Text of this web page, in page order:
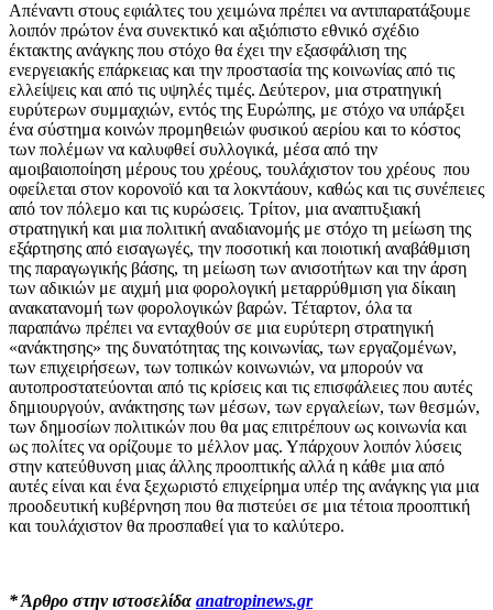
Απέναντι στους εφιάλτες του χειμώνα πρέπει να αντιπαρατάξουμε
λοιπόν πρώτον ένα συνεκτικό και αξιόπιστο εθνικό σχέδιο
έκτακτης ανάγκης που στόχο θα έχει την εξασφάλιση της
ενεργειακής επάρκειας και την προστασία της κοινωνίας από τις
ελλείψεις και από τις υψηλές τιμές. Δεύτερον, μια στρατηγική
ευρύτερων συμμαχιών, εντός της Ευρώπης, με στόχο να υπάρξει
ένα σύστημα κοινών προμηθειών φυσικού αερίου και το κόστος
των πολέμων να καλυφθεί συλλογικά, μέσα από την
αμοιβαιοποίηση μέρους του χρέους, τουλάχιστον του χρέους που
οφείλεται στον κορονοϊό και τα λοκντάουν, καθώς και τις συνέπειες
από τον πόλεμο και τις κυρώσεις. Τρίτον, μια αναπτυξιακή
στρατηγική και μια πολιτική αναδιανομής με στόχο τη μείωση της
εξάρτησης από εισαγωγές, την ποσοτική και ποιοτική αναβάθμιση
της παραγωγικής βάσης, τη μείωση των ανισοτήτων και την άρση
των αδικιών με αιχμή μια φορολογική μεταρρύθμιση για δίκαιη
ανακατανομή των φορολογικών βαρών. Τέταρτον, όλα τα
παραπάνω πρέπει να ενταχθούν σε μια ευρύτερη στρατηγική
«ανάκτησης» της δυνατότητας της κοινωνίας, των εργαζομένων,
των επιχειρήσεων, των τοπικών κοινωνιών, να μπορούν να
αυτοπροστατεύονται από τις κρίσεις και τις επισφάλειες που αυτές
δημιουργούν, ανάκτησης των μέσων, των εργαλείων, των θεσμών,
των δημοσίων πολιτικών που θα μας επιτρέπουν ως κοινωνία και
ως πολίτες να ορίζουμε το μέλλον μας. Υπάρχουν λοιπόν λύσεις
στην κατεύθυνση μιας άλλης προοπτικής αλλά η κάθε μια από
αυτές είναι και ένα ξεχωριστό επιχείρημα υπέρ της ανάγκης για μια
προοδευτική κυβέρνηση που θα πιστεύει σε μια τέτοια προοπτική
και τουλάχιστον θα προσπαθεί για το καλύτερο.
* Άρθρο στην ιστοσελίδα anatropinews.gr